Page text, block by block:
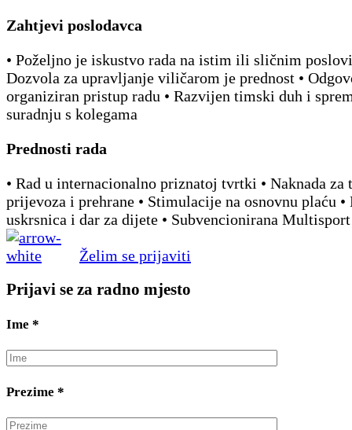
Zahtjevi poslodavca
• Poželjno je iskustvo rada na istim ili sličnim
Dozvola za upravljanje viličarom je prednost •
organiziran pristup radu • Razvijen timski duh i
suradnju s kolegama
Prednosti rada
• Rad u internacionalno priznatoj tvrtki • Naknada za
prijevoza i prehrane • Stimulacije na osnovnu plaću •
uskrsnica i dar za dijete • Subvencionirana
Želim se prijaviti
Prijavi se za radno mjesto
Ime *
Prezime *